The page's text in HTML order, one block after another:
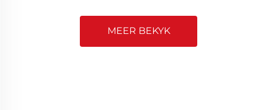
MEER BEKYK